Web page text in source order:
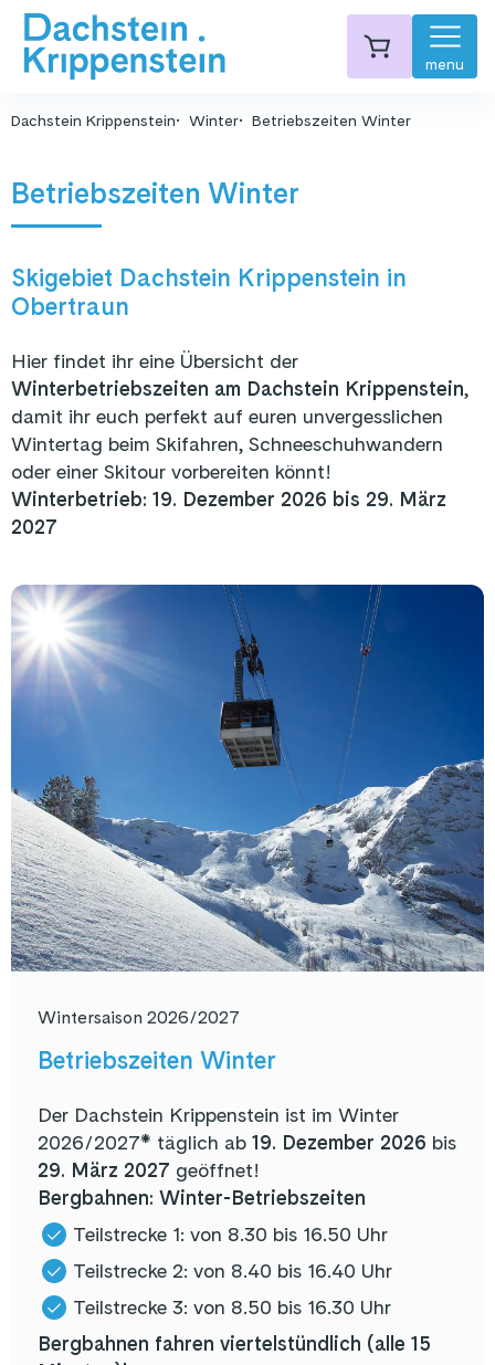
menu
Dachstein Krippenstein Winter Betriebszeiten Winter
Betriebszeiten Winter
Skigebiet Dachstein Krippenstein in
Obertraun
Hier findet ihr eine Übersicht der
Winterbetriebszeiten am Dachstein Krippenstein,
damit ihr euch perfekt auf euren unvergesslichen
Wintertag beim Skifahren, Schneeschuhwandern
oder einer Skitour vorbereiten könnt!
Winterbetrieb: 19. Dezember 2026 bis 29. März
2027
Wintersaison 2026/2027
Betriebszeiten Winter
Der Dachstein Krippenstein ist im Winter
2026/2027* täglich ab 19. Dezember 2026 bis
29. März 2027 geöffnet!
Bergbahnen: Winter-Betriebszeiten
Teilstrecke 1: von 8.30 bis 16.50 Uhr
Teilstrecke 2: von 8.40 bis 16.40 Uhr
Teilstrecke 3: von 8.50 bis 16.30 Uhr
Bergbahnen fahren viertelstündlich (alle 15